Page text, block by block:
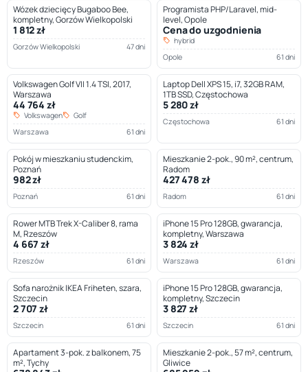
Wózek dziecięcy Bugaboo Bee,
kompletny, Gorzów Wielkopolski
1 812 zł
Gorzów Wielkopolski 47 dni
Programista PHP/Laravel, mid-
level, Opole
Cena do uzgodnienia
hybrid
Opole
61 dni
Volkswagen Golf VII 1.4 TSI, 2017,
Warszawa
44 764 zł
Volkswagen
Golf
Warszawa
61 dni
Laptop Dell XPS 15, i7, 32GB RAM,
1TB SSD, Częstochowa
5 280 zł
Częstochowa 61 dni
Pokój w mieszkaniu studenckim,
Poznań
982 zł
Poznań 61 dni
Mieszkanie 2-pok., 90 m², centrum,
Radom
427 478 zł
Radom 61 dni
Rower MTB Trek X-Caliber 8, rama
M, Rzeszów
4 667 zł
Rzeszów 61 dni
iPhone 15 Pro 128GB, gwarancja,
kompletny, Warszawa
3 824 zł
Warszawa 61 dni
Sofa narożnik IKEA Friheten, szara,
Szczecin
2 707 zł
Szczecin 61 dni
iPhone 15 Pro 128GB, gwarancja,
kompletny, Szczecin
3 827 zł
Szczecin 61 dni
Apartament 3-pok. z balkonem, 75
m², Tychy
Mieszkanie 2-pok., 57 m², centrum,
Gliwice